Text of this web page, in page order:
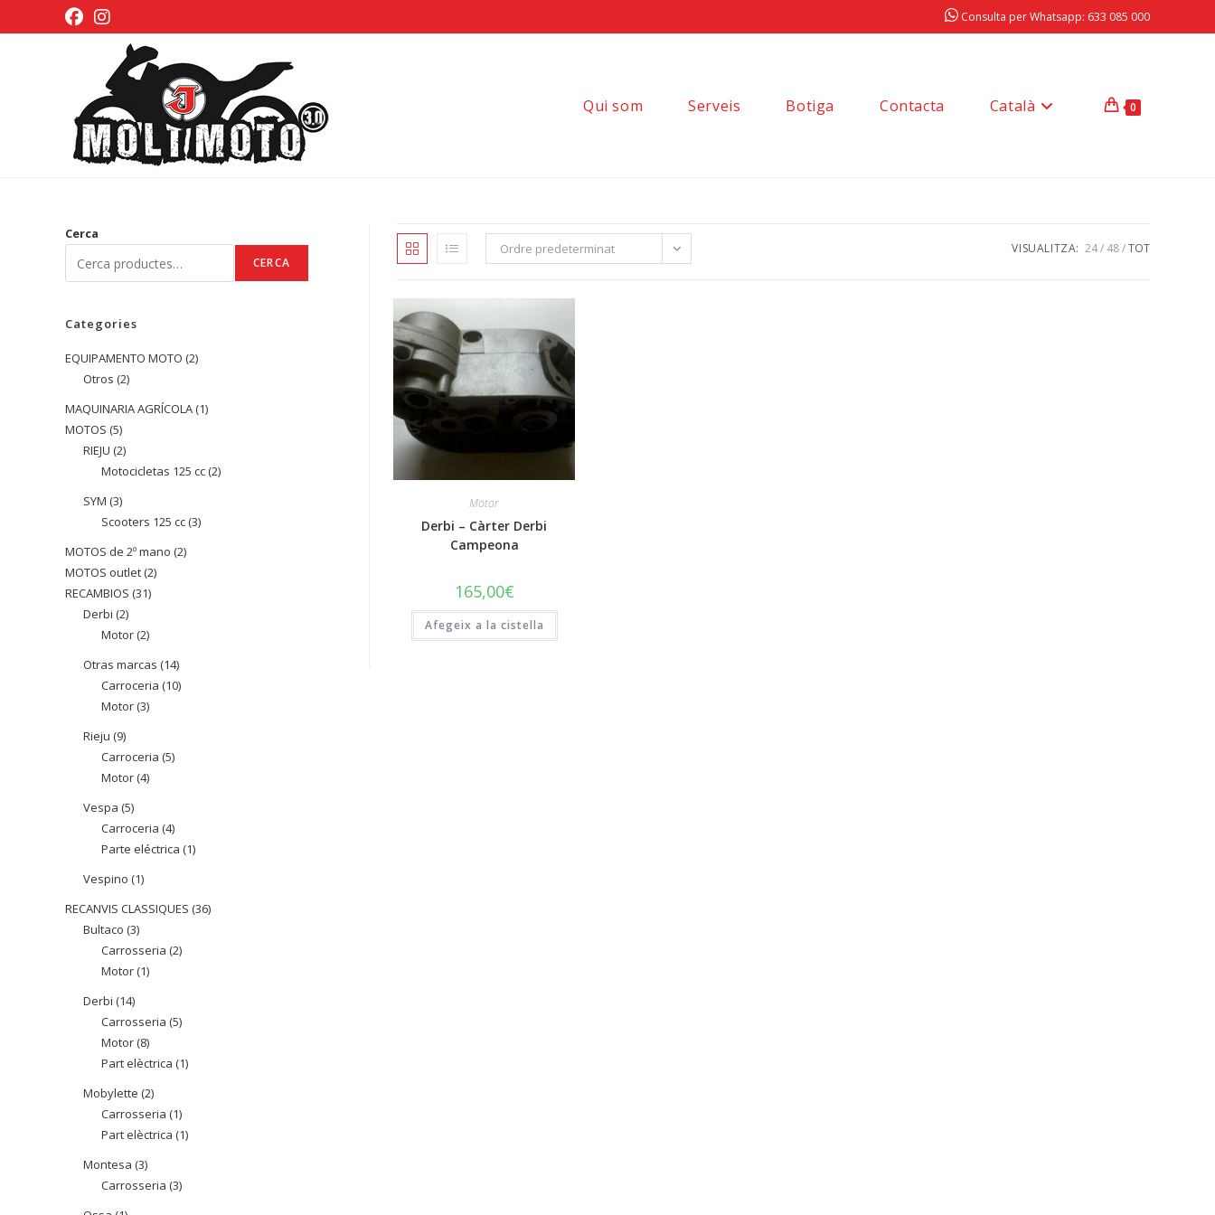
al
Consulta per Whatsapp: 633 085 000
Qui som Serveis Botiga Contacta Català 0
Ordre predeterminat VISUALITZA: 24 48 TOT
Motor
Derbi – Càrter Derbi
Campeona
165,00€
Afegeix a la cistella
Cerca
CERCA
Categories
EQUIPAMENTO MOTO 22
Otros 22
productes
MAQUINARIA AGRÍCOLA 11
MOTOS 55
productes
RIEJU 22
productes
Motocicletas 125 cc 22
SYM 33
productes
Scooters 125 cc 33
MOTOS de 2º mano 22
MOTOS outlet 22
RECAMBIOS 3131
Derbi 22
productes
Motor 22
productes
Otras marcas 1414
productes
Carroceria 1010
Motor 33
Rieju 99
productes
Carroceria 55
Motor 44
Vespa 55
productes
Carroceria 44
productes
Parte eléctrica 11
Vespino 11
producte
RECANVIS CLASSIQUES 3636
Bultaco 33
productes
Carrosseria 22
Motor 11
Derbi 1414
productes
Carrosseria 55
Motor 88
productes
Part elèctrica 11
Mobylette 22
productes
Carrosseria 11
producte
Part elèctrica 11
Montesa 33
productes
Carrosseria 33